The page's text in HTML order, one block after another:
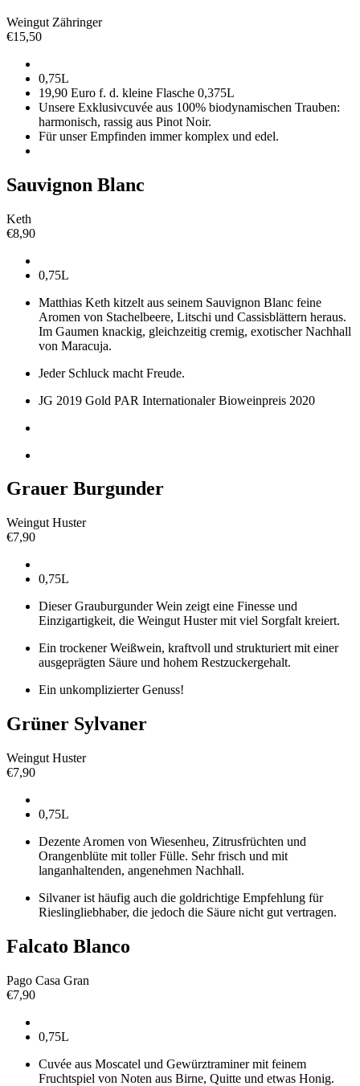
Weingut Zähringer
€15,50
0,75L
19,90 Euro f. d. kleine Flasche 0,375L
Unsere Exklusivcuvée aus 100% biodynamischen Trauben:
harmonisch, rassig aus Pinot Noir.
Für unser Empfinden immer komplex und edel.
Sauvignon Blanc
Keth
€8,90
0,75L
Matthias Keth kitzelt aus seinem Sauvignon Blanc feine
Aromen von Stachelbeere, Litschi und Cassisblättern heraus.
Im Gaumen knackig, gleichzeitig cremig, exotischer Nachhall
von Maracuja.
Jeder Schluck macht Freude.
JG 2019 Gold PAR Internationaler Bioweinpreis 2020
Grauer Burgunder
Weingut Huster
€7,90
0,75L
Dieser Grauburgunder Wein zeigt eine Finesse und
Einzigartigkeit, die Weingut Huster mit viel Sorgfalt kreiert.
Ein trockener Weißwein, kraftvoll und strukturiert mit einer
ausgeprägten Säure und hohem Restzuckergehalt.
Ein unkomplizierter Genuss!
Grüner Sylvaner
Weingut Huster
€7,90
0,75L
Dezente Aromen von Wiesenheu, Zitrusfrüchten und
Orangenblüte mit toller Fülle. Sehr frisch und mit
langanhaltenden, angenehmen Nachhall.
Silvaner ist häufig auch die goldrichtige Empfehlung für
Rieslingliebhaber, die jedoch die Säure nicht gut vertragen.
Falcato Blanco
Pago Casa Gran
€7,90
0,75L
Cuvée aus Moscatel und Gewürztraminer mit feinem
Fruchtspiel von Noten aus Birne, Quitte und etwas Honig.